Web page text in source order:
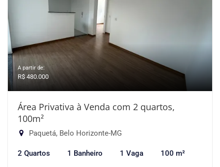
A partir de:
R$ 480.000
Área Privativa à Venda com 2 quartos,
100m²
Paquetá, Belo Horizonte-MG
2 Quartos 1 Banheiro 1 Vaga 100 m²